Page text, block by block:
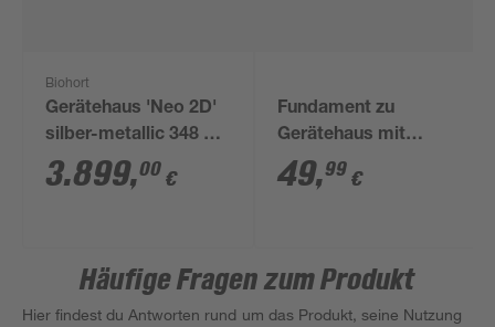
Biohort
Gerätehaus 'Neo 2D'
silber-metallic 348 x
236 cm mit Doppeltür
3.899,00 €
Fundament zu
Gerätehaus mit
Pultdach 'Lightline'
239 x 279 x 202 cm
49,99 €
Häufige Fragen zum Produkt
Hier findest du Antworten rund um das Produkt, seine Nutzung